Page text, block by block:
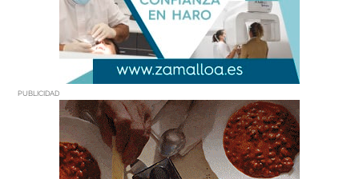
PUBLICIDAD